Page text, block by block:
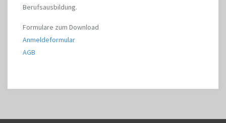
Berufsausbildung.
Formulare zum Download
Anmeldeformular
AGB